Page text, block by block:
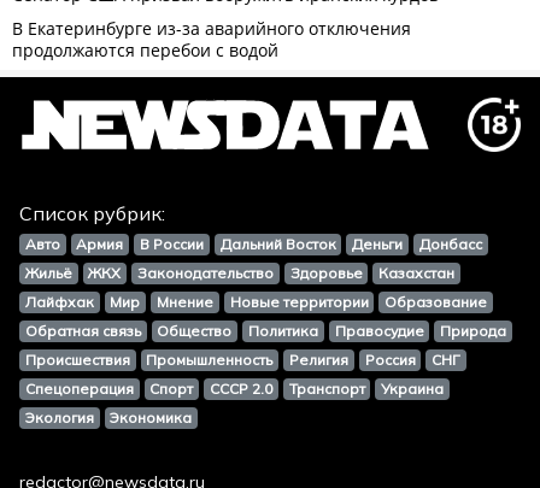
Список рубрик:
Авто Армия В России Дальний Восток Деньги
Донбасс
Жильё
ЖКХ Законодательство Здоровье
Казахстан
Лайфхак
Мир Мнение Новые территории
Образование
Обратная связь
Общество Политика Правосудие
Природа
Происшествия
Промышленность Религия Россия
СНГ
Спецоперация
Спорт СССР 2.0 Транспорт
Украина
Экология
Экономика
redactor@newsdata.ru